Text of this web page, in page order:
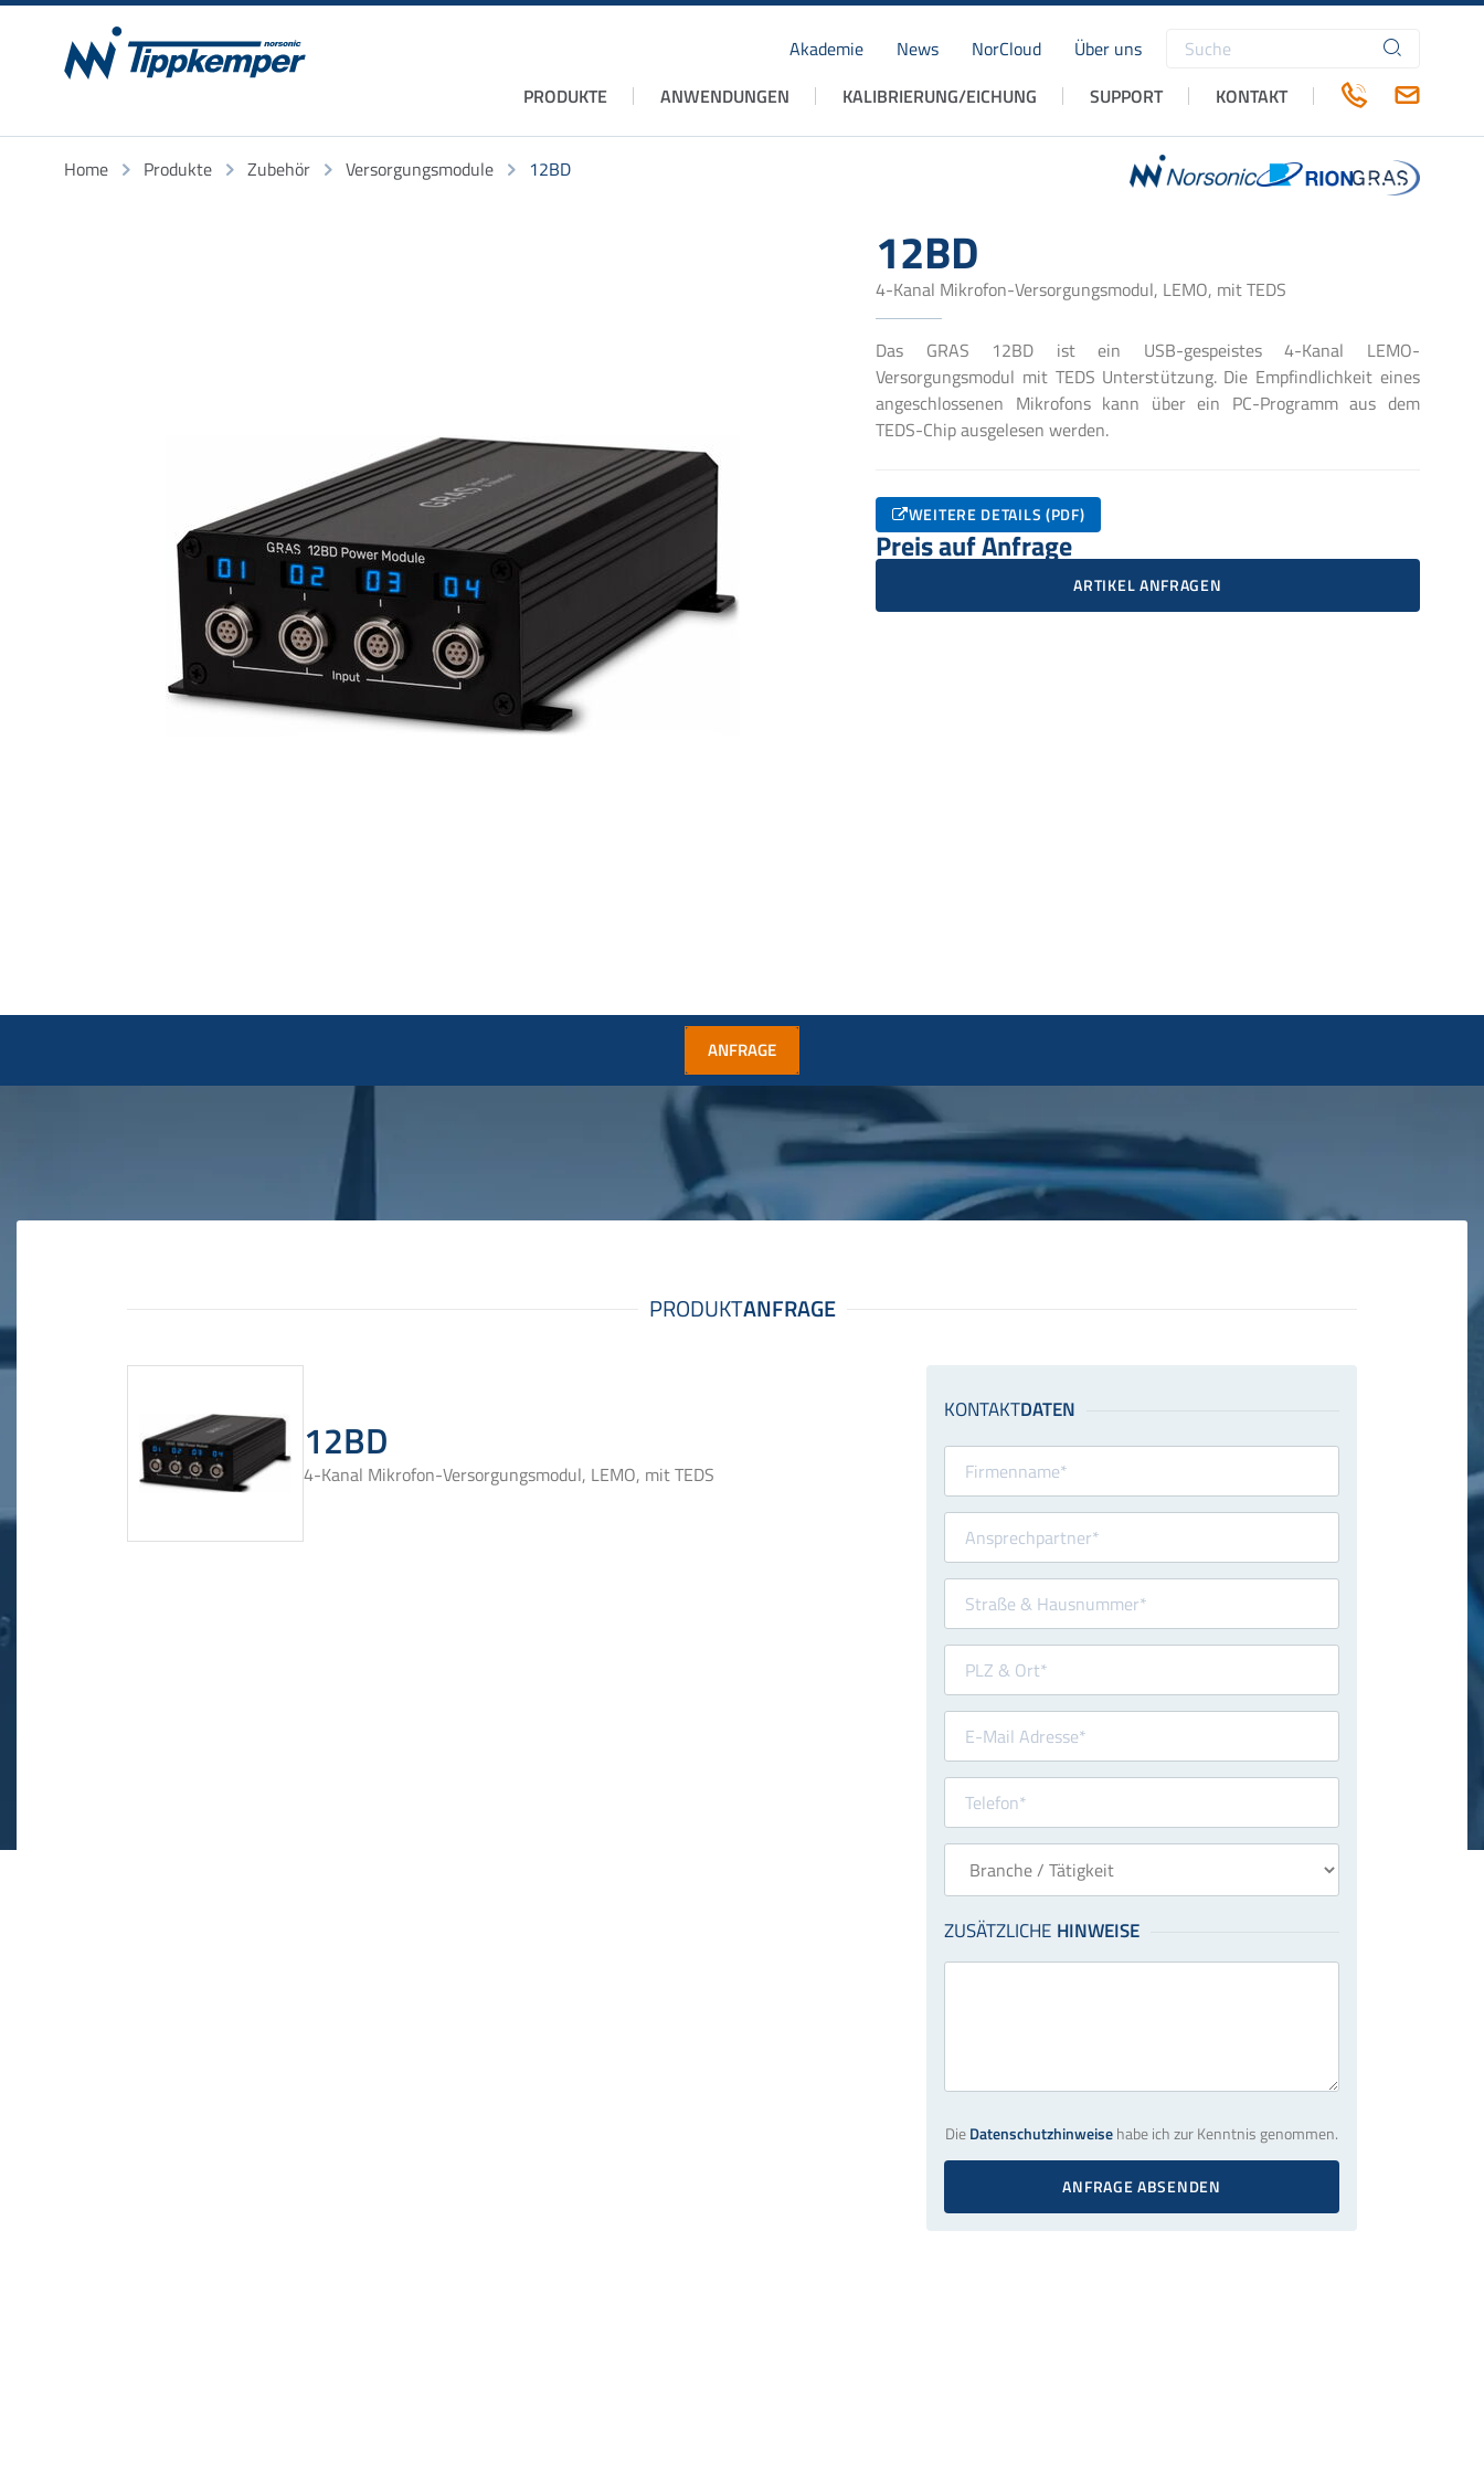
Akademie News NorCloud Über uns
Suchbegriffe
Navigation
PRODUKTE ANWENDUNGEN KALIBRIERUNG/EICHUNG SUPPORT KONTAKT
Home Produkte Zubehör Versorgungsmodule 12BD
12BD
4-Kanal Mikrofon-Versorgungsmodul, LEMO, mit TEDS
Das GRAS 12BD ist ein USB-gespeistes 4-Kanal LEMO-
Versorgungsmodul mit TEDS Unterstützung. Die Empfindlichkeit eines
angeschlossenen Mikrofons kann über ein PC-Programm aus dem
TEDS-Chip ausgelesen werden.
WEITERE DETAILS (PDF)
Preis auf Anfrage
ARTIKEL ANFRAGEN
ANFRAGE
12BD
4-Kanal Mikrofon-Versorgungsmodul, LEMO, mit TEDS
DieDatenschutzhinweisehabe ich zur Kenntnis genommen.
ANFRAGE ABSENDEN